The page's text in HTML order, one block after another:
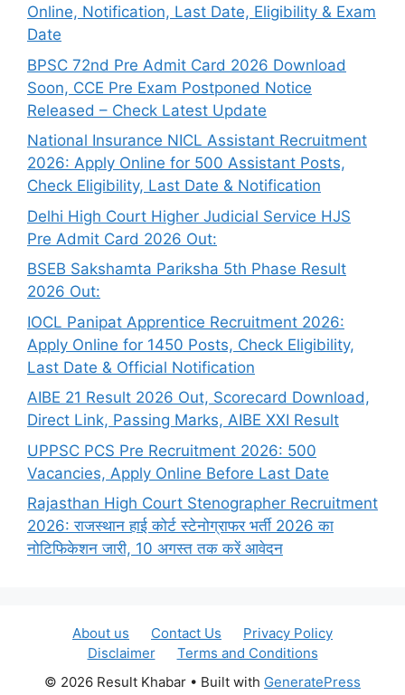
Online, Notification, Last Date, Eligibility & Exam
Date
BPSC 72nd Pre Admit Card 2026 Download
Soon, CCE Pre Exam Postponed Notice
Released – Check Latest Update
National Insurance NICL Assistant Recruitment
2026: Apply Online for 500 Assistant Posts,
Check Eligibility, Last Date & Notification
Delhi High Court Higher Judicial Service HJS
Pre Admit Card 2026 Out:
BSEB Sakshamta Pariksha 5th Phase Result
2026 Out:
IOCL Panipat Apprentice Recruitment 2026:
Apply Online for 1450 Posts, Check Eligibility,
Last Date & Official Notification
AIBE 21 Result 2026 Out, Scorecard Download,
Direct Link, Passing Marks, AIBE XXI Result
UPPSC PCS Pre Recruitment 2026: 500
Vacancies, Apply Online Before Last Date
Rajasthan High Court Stenographer Recruitment
2026: राजस्थान हाई कोर्ट स्टेनोग्राफर भर्ती 2026 का
नोटिफिकेशन जारी, 10 अगस्त तक करें आवेदन
About us Contact Us
Privacy Policy
Disclaimer
Terms and Conditions
© 2026 Result Khabar • Built with GeneratePress